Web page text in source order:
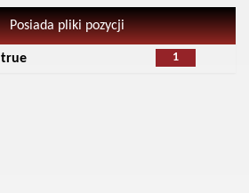
Posiada pliki pozycji
1
true